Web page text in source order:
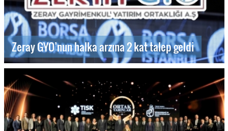
Zeray GYO’nun halka arzına 2 kat talep geldi